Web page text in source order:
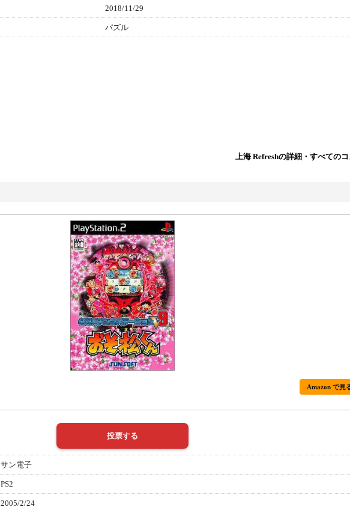
2018/11/29
パズル
上海 Refreshの詳細・すべての
Amazon で見
サン電子
PS2
2005/2/24